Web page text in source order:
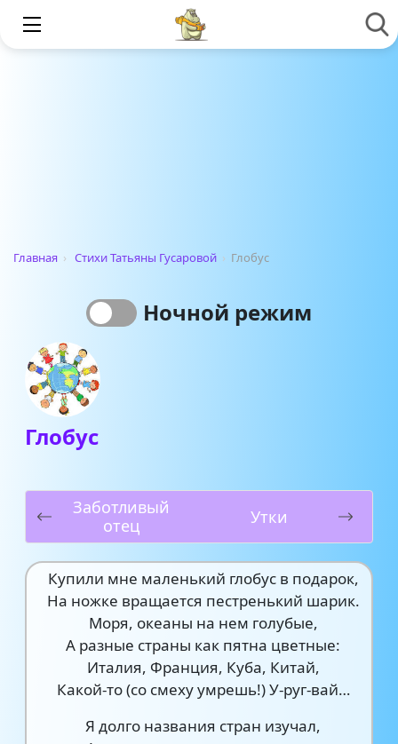
Главная › Стихи Татьяны Гусаровой › Глобус
Ночной режим
Глобус
Заботливый
отец
Утки
Купили мне маленький глобус в подарок,
На ножке вращается пестренький шарик.
Моря, океаны на нем голубые,
А разные страны как пятна цветные:
Италия, Франция, Куба, Китай,
Какой-то (со смеху умрешь!) У-руг-вай…
Я долго названия стран изучал,